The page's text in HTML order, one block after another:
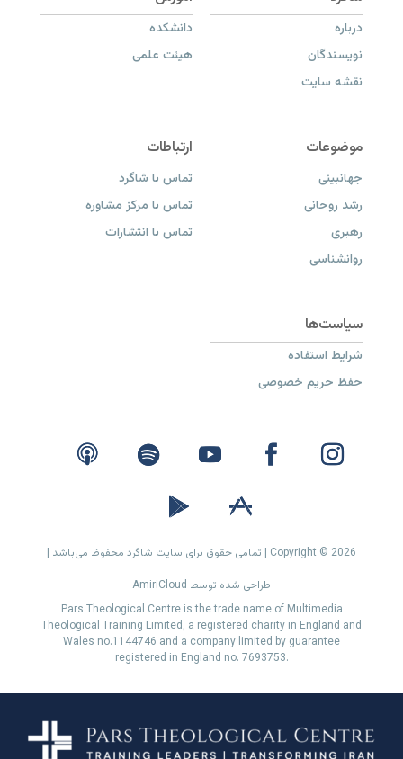
درباره
نویسندگان
نقشه سایت
دانشکده
هیئت علمی
جهانبینی
رشد روحانی
رهبری
روانشناسی
تماس با شاگرد
تماس با مرکز مشاوره
تماس با انتشارات
شرایط استفاده
حفظ حریم خصوصی
Copyright © 2026 | تمامی حقوق برای سایت شاگرد محفوظ می‌باشد |
طراحی شده توسط AmiriCloud
Pars Theological Centre is the trade name of Multimedia
Theological Training Limited, a registered charity in England and
Wales no.1144746 and a company limited by guarantee
registered in England no. 7693753.